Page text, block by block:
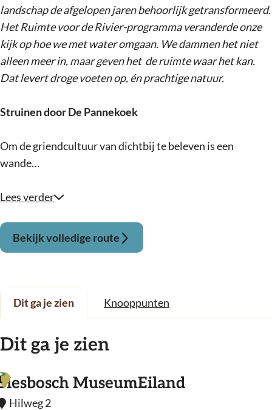
landschap de afgelopen jaren behoorlijk getransformeerd.
Het Ruimte voor de Rivier-programma veranderde onze
kijk op hoe we met water omgaan. We dammen het niet
alleen meer in, maar geven het de ruimte waar het kan.
Dat levert droge voeten op, én prachtige natuur.
Struinen door De Pannekoek
Om de griendcultuur van dichtbij te beleven is een
wande…
Lees verder
Bekijk volledige route
Dit ga je zien Knooppunten
Dit ga je zien
MuseumEiland
Hilweg 2